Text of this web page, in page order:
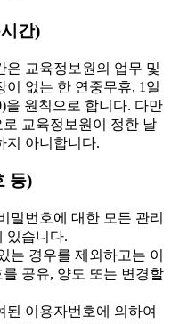
간)
은 교육정보원의 업무 및
이 없는 한 연중무휴, 1일
을 원칙으로 합니다. 다만
교육정보원이 정한 날
지 아니합니다.
등)
밀번호에 대한 모든 관리
있습니다.
경우를 제외하고는 이
공유, 양도 또는 변경할
이용자번호에 의하여